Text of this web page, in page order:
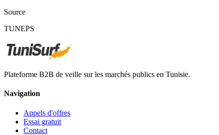
Source
TUNEPS
Plateforme B2B de veille sur les marchés publics en Tunisie.
Navigation
Appels d'offres
Essai gratuit
Contact